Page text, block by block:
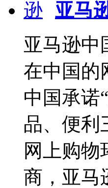
亚马
亚马逊中
在中国的
中国承诺
品、便利
网上购
商，亚马